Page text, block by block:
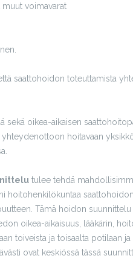
muut voimavarat
saattohoidon toteuttamista
sekä oikea-aikaisen
hoitavaan
tulee tehdä
hoitohenkilökuntaa
Tämä hoidon suunnittelu
oikea-aikaisuus, lääkärin,
toiveista ja toisaalta potilaan
ovat keskiössä tässä